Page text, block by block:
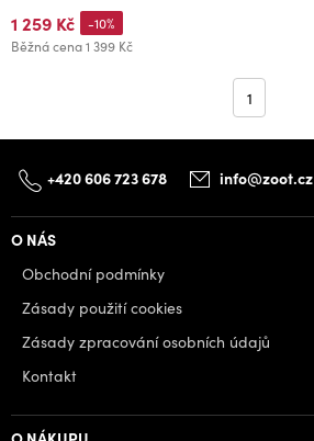
1 259 Kč
Běžná cena1 399 Kč
-10%
1
+420 606 723 678 info@zoot.cz
O NÁS
Obchodní podmínky
Zásady použití cookies
Zásady zpracování osobních údajů
Kontakt